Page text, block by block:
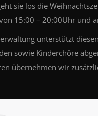
sie los die
15:00 – 20:00Uhr und
unterstützt
sowie Kinderchöre
übernehmen wir